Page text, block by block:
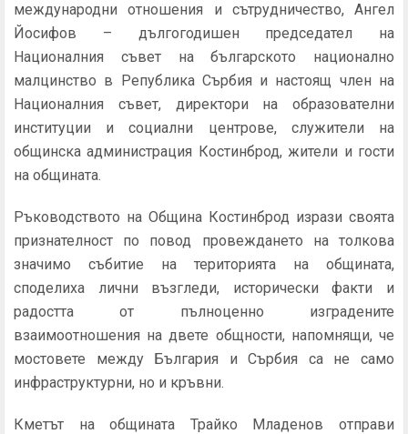
международни отношения и сътрудничество, Ангел
Йосифов – дългогодишен председател на
Националния съвет на българското национално
малцинство в Република Сърбия и настоящ член на
Националния съвет, директори на образователни
институции и социални центрове, служители на
общинска администрация Костинброд, жители и гости
на общината.
Ръководството на Община Костинброд изрази своята
признателност по повод провеждането на толкова
значимо събитие на територията на общината,
споделиха лични възгледи, исторически факти и
радостта от пълноценно изградените
взаимоотношения на двете общности, напомнящи, че
мостовете между България и Сърбия са не само
инфраструктурни, но и кръвни.
Кметът на общината Трайко Младенов отправи